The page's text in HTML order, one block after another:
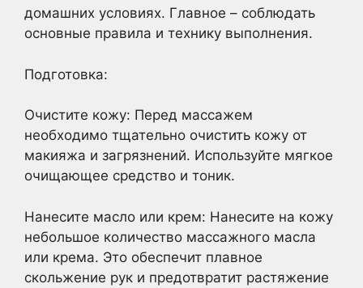
домашних условиях. Главное – соблюдать
основные правила и технику выполнения.
Подготовка:
Очистите кожу: Перед массажем
необходимо тщательно очистить кожу от
макияжа и загрязнений. Используйте мягкое
очищающее средство и тоник.
Нанесите масло или крем: Нанесите на кожу
небольшое количество массажного масла
или крема. Это обеспечит плавное
скольжение рук и предотвратит растяжение